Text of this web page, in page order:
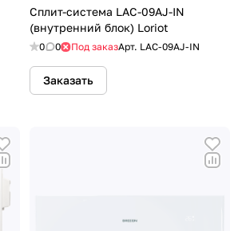
Сплит-система LAC-09AJ-IN
(внутренний блок) Loriot
0 0 Под заказАрт. LAC-09AJ-IN
Заказать